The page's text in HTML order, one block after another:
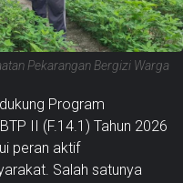
Pekarangan Bergizi Warga
Program
II (F.14.1) Tahun 2026
peran aktif
Salah satunya